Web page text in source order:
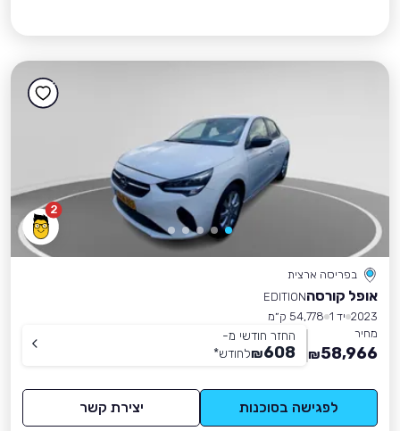
2
בפריסה ארצית
אופל קורסהEDITION
2023 יד 1
54,778 ק״מ
מחיר
58,966
₪
החזר חודשי מ-
608
₪לחודש*
לפגישה בסוכנות יצירת קשר